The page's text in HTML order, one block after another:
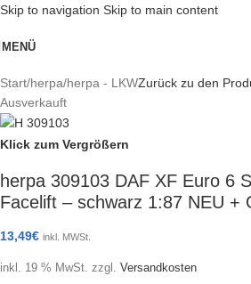
Skip to navigation Skip to main content
MENÜ
Start/herpa/herpa - LKWZurück zu den
Ausverkauft
Klick zum Vergrößern
herpa 309103 DAF XF Euro 6
Facelift – schwarz 1:87 NEU +
13,49€ inkl. MWSt.
inkl. 19 % MwSt. zzgl. Versandkosten